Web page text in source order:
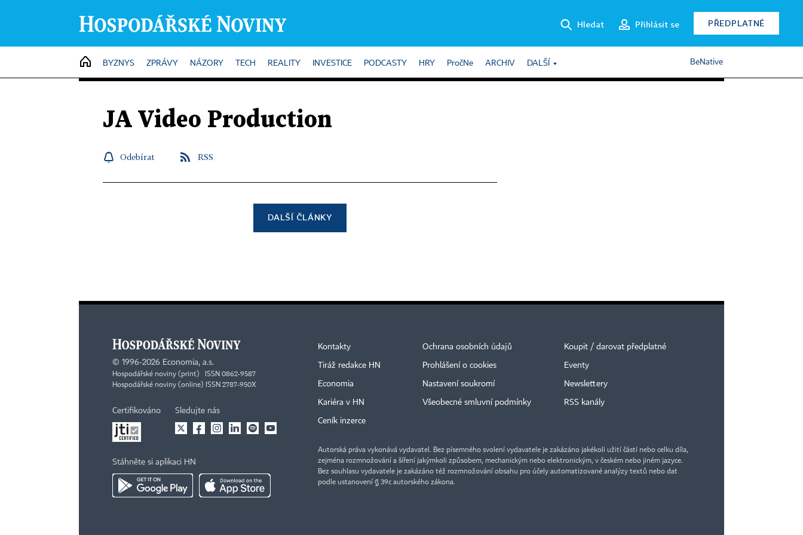
Hledat Přihlásit se PŘEDPLATNÉ
HOME
BYZNYS ZPRÁVY NÁZORY TECH REALITY INVESTICE PODCASTY HRY PročNe ARCHIV DALŠÍ BeNative
JA Video Production
Odebírat RSS
DALŠÍ ČLÁNKY
© 1996-2026 Economia, a.s.
Hospodářské noviny (print) ISSN 0862-9587
Hospodářské noviny (online) ISSN 2787-950X
Certifikováno Sledujte nás
Stáhněte si aplikaci HN
Kontakty
Tiráž redakce HN
Economia
Kariéra v HN
Ceník inzerce
Ochrana osobních údajů
Prohlášení o cookies
Nastavení soukromí
Všeobecné smluvní podmínky
Koupit / darovat předplatné
Eventy
Newslettery
RSS kanály
Autorská práva vykonává vydavatel. Bez písemného svolení vydavatele je zakázáno jakékoli užití částí nebo celku díla,
zejména rozmnožování a šíření jakýmkoli způsobem, mechanickým nebo elektronickým, v českém nebo jiném jazyce.
Bez souhlasu vydavatele je zakázáno též rozmnožování obsahu pro účely automatizované analýzy textů nebo dat
podle ustanovení § 39c autorského zákona.